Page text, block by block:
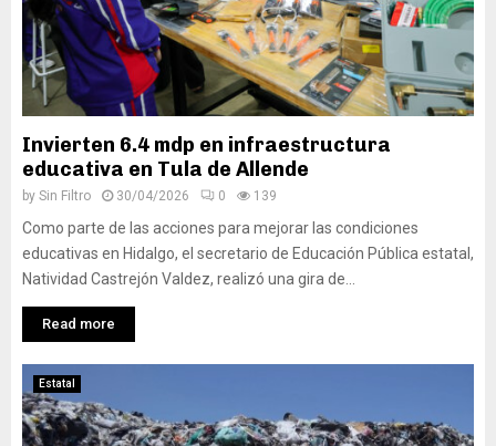
Invierten 6.4 mdp en infraestructura
educativa en Tula de Allende
by Sin Filtro 30/04/2026 0 139
Como parte de las acciones para mejorar las condiciones
educativas en Hidalgo, el secretario de Educación Pública estatal,
Natividad Castrejón Valdez, realizó una gira de...
Read more
Estatal